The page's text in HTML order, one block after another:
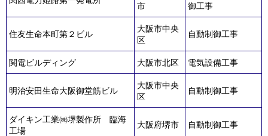
市
御工事
住友生命本町第２ビル
大阪市中央
区
自動制御工事
関電ビルディング 大阪市北区 電気設備工事
明治安田生命大阪御堂筋ビル
大阪市中央
区
自動制御工事
ダイキン工業㈱堺製作所 臨海
工場
大阪府堺市 自動制御工事